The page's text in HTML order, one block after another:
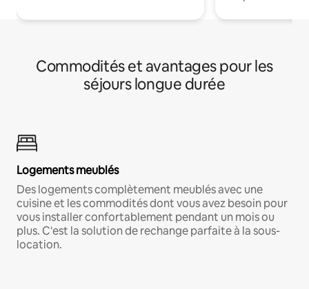
Commodités et avantages pour les
séjours longue durée
Logements meublés
Des logements complètement meublés avec une
cuisine et les commodités dont vous avez besoin pour
vous installer confortablement pendant un mois ou
plus. C'est la solution de rechange parfaite à la sous-
location.